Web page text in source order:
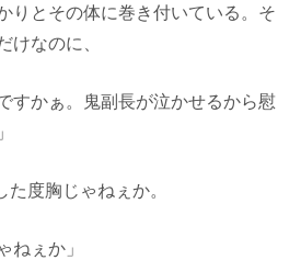
りとその体に巻き付いている。そ
けなのに、
すかぁ。鬼副長が泣かせるから慰
度胸じゃねぇか。
ねぇか」